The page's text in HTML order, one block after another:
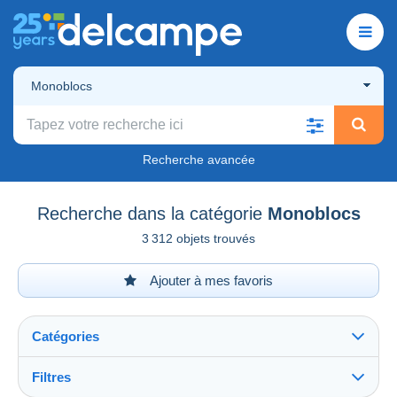
Monoblocs
Recherche avancée
Recherche dans la catégorie Monoblocs
3 312 objets trouvés
Ajouter à mes favoris
Catégories
Filtres